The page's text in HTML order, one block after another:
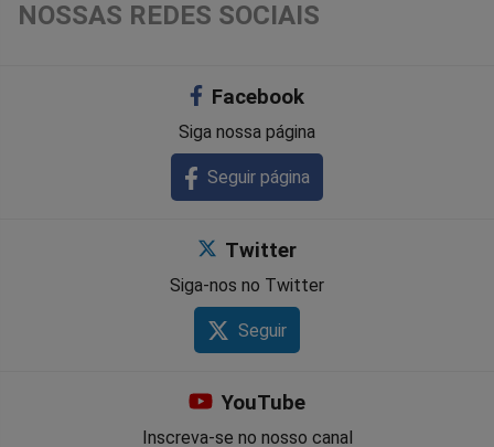
NOSSAS REDES SOCIAIS
Facebook
Siga nossa página
Seguir página
Twitter
Siga-nos no Twitter
Seguir
YouTube
Inscreva-se no nosso canal